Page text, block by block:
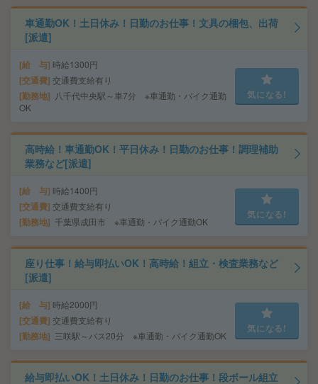
車通勤OK！土日休み！日勤のお仕事！文具の梱包、出荷
[派遣]
給 与 時給1300円
交通費 交通費支給有り
勤務地
八千代中央駅～車7分 ※車通勤・バイク通勤
OK
気になる!
高時給！車通勤OK！平日休み！日勤のお仕事！調理補助
業務など[派遣]
給 与 時給1400円
交通費 交通費支給有り
勤務地 千葉県成田市 ※車通勤・バイク通勤OK
気になる!
座り仕事！給与即払いOK！高時給！組立・検査業務など
[派遣]
給 与 時給2000円
交通費 交通費支給有り
勤務地 三咲駅～バス20分 ※車通勤・バイク通勤OK
気になる!
給与即払いOK！土日休み！日勤のお仕事！段ボール組立